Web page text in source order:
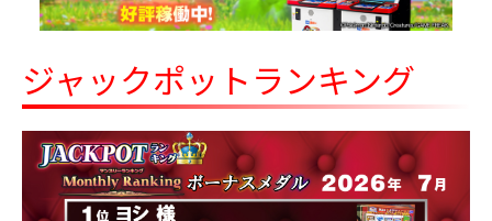
マイメロディ♡クロミ パステルカラー持
レートバッグ
8/28～
ズートピア WE LOVE YOU! -Nick Wilde-
8/29～
パペットスンスン オーロラストラップ
付き ぬいぐるみマスコット フルーツ
ver.
ジャックポットランキング